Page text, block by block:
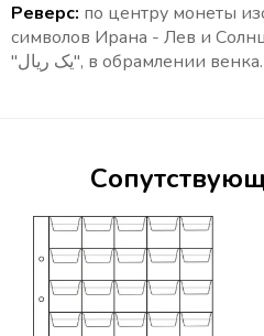
Реверс: по центру монеты
символов Ирана - Лев и
"یک ریال", в обрамлении венка.